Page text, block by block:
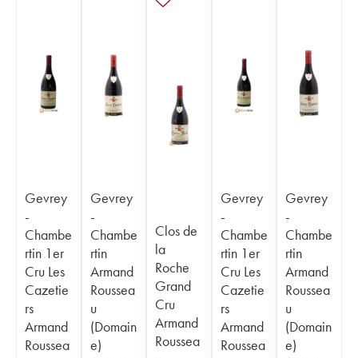
Gevrey
-
Chambe
rtin 1er
Cru Les
Cazetie
rs
Armand
Roussea
Gevrey
-
Chambe
rtin
Armand
Roussea
u
(Domain
e)
Clos de
la
Roche
Grand
Cru
Armand
Roussea
Gevrey
-
Chambe
rtin 1er
Cru Les
Cazetie
rs
Armand
Roussea
Gevrey
-
Chambe
rtin
Armand
Roussea
u
(Domain
e)